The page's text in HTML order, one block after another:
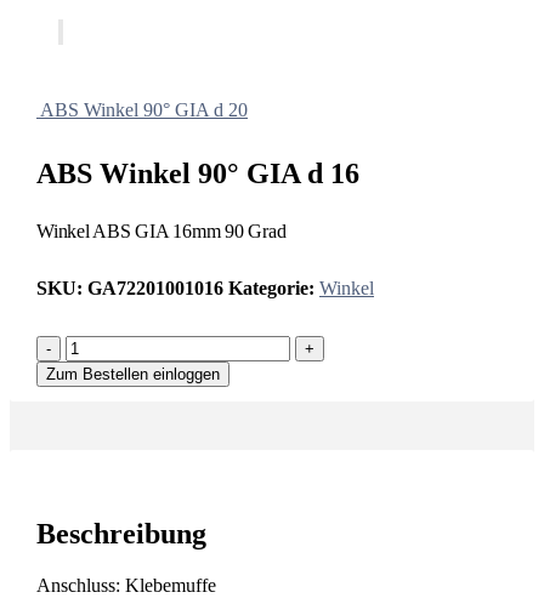
ABS Winkel 90° GIA d 20
ABS Winkel 90° GIA d 16
Winkel ABS GIA 16mm 90 Grad
SKU: GA72201001016 Kategorie: Winkel
-
+
Zum Bestellen einloggen
Beschreibung
Anschluss: Klebemuffe